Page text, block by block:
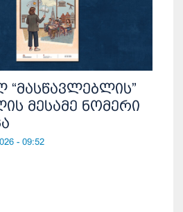
“მასწავლებლის”
მესამე ნომერი
- 09:52